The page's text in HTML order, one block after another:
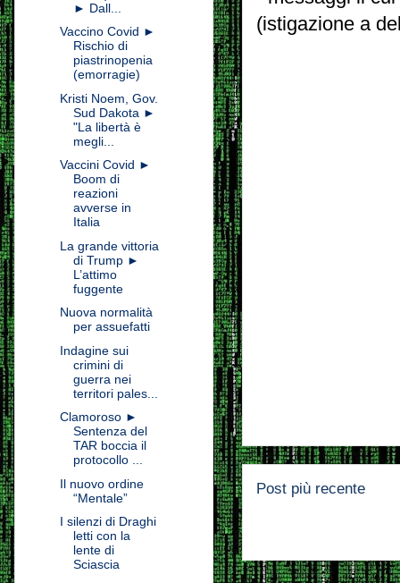
(istigazione a
Post più recente
► Dall...
Vaccino Covid ►
Rischio di
piastrinopenia
(emorragie)
Kristi Noem, Gov.
Sud Dakota ►
"La libertà è
megli...
Vaccini Covid ►
Boom di
reazioni
avverse in
Italia
La grande vittoria
di Trump ►
L’attimo
fuggente
Nuova normalità
per assuefatti
Indagine sui
crimini di
guerra nei
territori pales...
Clamoroso ►
Sentenza del
TAR boccia il
protocollo ...
Il nuovo ordine
“Mentale”
I silenzi di Draghi
letti con la
lente di
Sciascia